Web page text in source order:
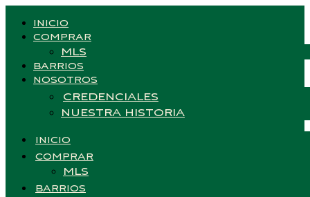
INICIO
COMPRAR
MLS
BARRIOS
NOSOTROS
CREDENCIALES
NUESTRA HISTORIA
INICIO
COMPRAR
MLS
BARRIOS